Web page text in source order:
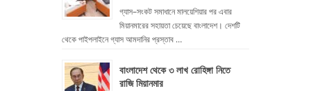
গ্যাস–সংকট সমাধানে মালয়েশিয়ার পর এবার
মিয়ানমারের সহায়তা চেয়েছে বাংলাদেশ। দেশটি
থেকে পাইপলাইনে গ্যাস আমদানির প্রস্তাব …
বাংলাদেশ থেকে ৩ লাখ রোহিঙ্গা নিতে
রাজি মিয়ানমার